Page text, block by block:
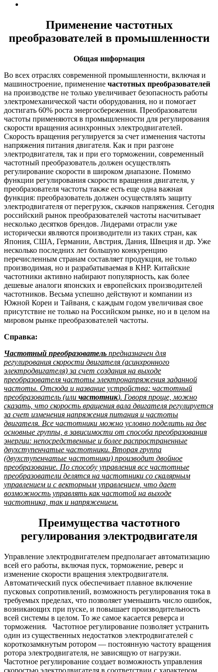
Применение частотных
преобразователей в промышленности
Общая информация
Во всех отраслях современной промышленности, включая и
машиностроение, применение частотных преобразователей
на производстве не только увеличивает безопасность работы
электромеханической части оборудования, но и помогает
достигать 60% роста энергосбережения. Преобразователи
частоты применяются в промышленности для регулирования
скорости вращения асинхронных электродвигателей.
Скорость вращения регулируется за счет изменения частоты
напряжения питания двигателя. Как и при разгоне
электродвигателя, так и при его торможении, современный
частотный преобразователь должен осуществлять
регулирование скорости в широком диапазоне. Помимо
функции регулирования скорости вращения двигателя, у
преобразователя частоты также есть еще одна важная
функция: преобразователь должен осуществлять защиту
электродвигателя от перегрузок, скачков напряжения. Сегодня
российский рынок преобразователей частоты насчитывает
несколько десятков брендов. Лидерами отрасли уже
исторически являются производители из таких стран, как
Япония, США, Германии, Австрия, Дания, Швеция и др. Уже
несколько последних лет большую конкуренцию
перечисленным странам составляет продукция, не только
производимая, но и разрабатываемая в КНР. Китайские
частотники активно набирают популярность, как более
дешевые аналоги японских и европейских производителей
частотников. Весьма успешно действуют и компании из
Южной Кореи и Тайваня, с каждым годом увеличивая свое
присутствие не только на Российском рынке, но и в целом на
мировом рынке преобразователей частоты.
Справка:
Частотный преобразователь предназначен для
регулирования скорости двигателя (асинхронного
электродвигателя) за счет создания на выходе
преобразователя частоты электронапряжения заданной
частоты. Отсюда и название устройства: частотный
преобразователь (или частотник). Говоря проще, можно
сказать, что скорость вращения вала двигателя регулируется
за счет изменения напряжения питания и частоты
двигателя. Все частотники можно условно поделить на две
основные группы, в зависимости от способа преобразования
энергии: непосредственные и более распространенные
двухступенчатые частотники. Вторая группа
(двухступенчатые частотники) производит двойное
преобразование. По способу управления все частотные
преобразователи делятся на частотники со скалярным
управлением и с векторным управлением, что дает
возможность управлять как частотой на выходе
частотника, так и напряжением.
Преимущества частотного
регулирования электродвигателя
Управление электродвигателем предполагает автоматизацию
всей его работы, включая пуск, торможение, реверс и
изменение скорости вращения электродвигателя.
Автоматический пуск обеспечивает плавное включение
пусковых сопротивлений, возможность регулирования тока в
требуемых пределах, что позволяет уменьшить число ошибок,
возникающих при пуске, и повышает производительность
всей системы в целом. То же самое касается реверса и
торможения. Частотное регулирование позволяет устранить
один из существенных недостатков электродвигателей с
короткозамкнутым ротором — постоянную частоту вращения
ротора электродвигателя, не зависящую от нагрузки.
Частотное регулирование создает возможность управления
скоростью электродвигателя в соответствии с характером